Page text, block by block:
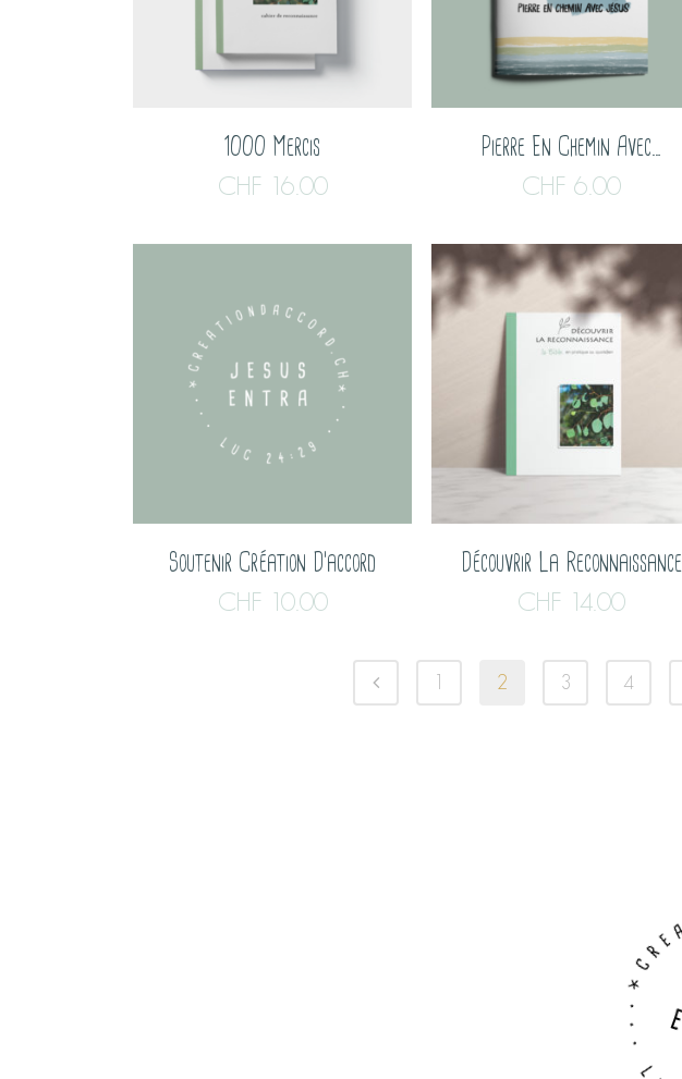
1000 Mercis
CHF 16.00
Pierre En Chemin Avec…
CHF 6.00
Soutenir Création D’accord
CHF 10.00
Découvrir La Reconnaissance
CHF 14.00
1 2 3 4